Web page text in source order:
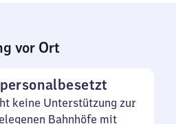
vor Ort
keine Unterstützung zur
Bahnhöfe mit